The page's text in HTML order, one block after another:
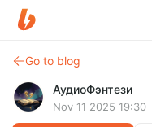
Go to blog
АудиоФэнтези
Nov 11 2025 19:30